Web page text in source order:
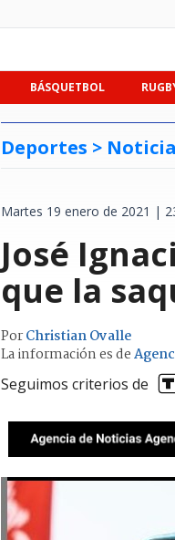
BÁSQUETBOL
Deportes > Noticia
Martes 19 enero de 2021 |
José
que la
PorChristian Ovalle
La información es de
Seguimos criterios de